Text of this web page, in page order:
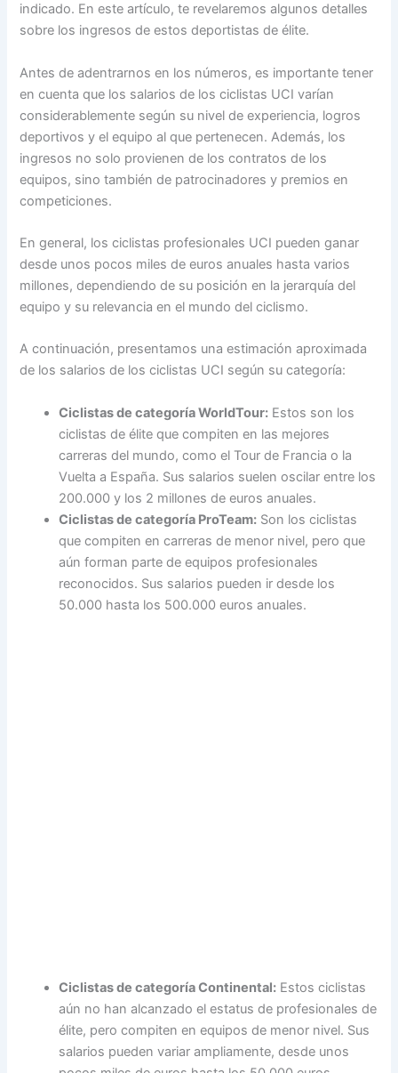
indicado. En este artículo, te revelaremos algunos detalles
sobre los ingresos de estos deportistas de élite.
Antes de adentrarnos en los números, es importante tener
en cuenta que los salarios de los ciclistas UCI varían
considerablemente según su nivel de experiencia, logros
deportivos y el equipo al que pertenecen. Además, los
ingresos no solo provienen de los contratos de los
equipos, sino también de patrocinadores y premios en
competiciones.
En general, los ciclistas profesionales UCI pueden ganar
desde unos pocos miles de euros anuales hasta varios
millones, dependiendo de su posición en la jerarquía del
equipo y su relevancia en el mundo del ciclismo.
A continuación, presentamos una estimación aproximada
de los salarios de los ciclistas UCI según su categoría:
Ciclistas de categoría WorldTour: Estos son los
ciclistas de élite que compiten en las mejores
carreras del mundo, como el Tour de Francia o la
Vuelta a España. Sus salarios suelen oscilar entre los
200.000 y los 2 millones de euros anuales.
Ciclistas de categoría ProTeam: Son los ciclistas
que compiten en carreras de menor nivel, pero que
aún forman parte de equipos profesionales
reconocidos. Sus salarios pueden ir desde los
50.000 hasta los 500.000 euros anuales.
Ciclistas de categoría Continental: Estos ciclistas
aún no han alcanzado el estatus de profesionales de
élite, pero compiten en equipos de menor nivel. Sus
salarios pueden variar ampliamente, desde unos